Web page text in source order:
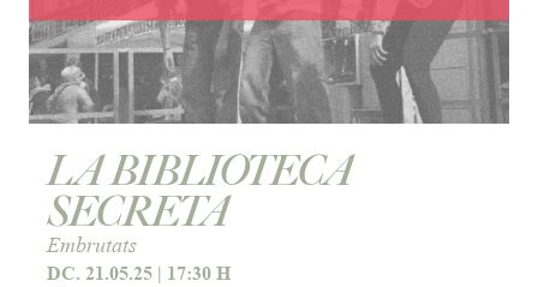
LA BIBLIOTECA
SECRETA
Embrutats
DC. 21.05.25 | 17:30 H